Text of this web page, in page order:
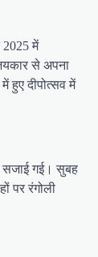
2025 में
से अपना
हुए दीपोत्सव में
सजाई गई। सुबह
पर रंगोली